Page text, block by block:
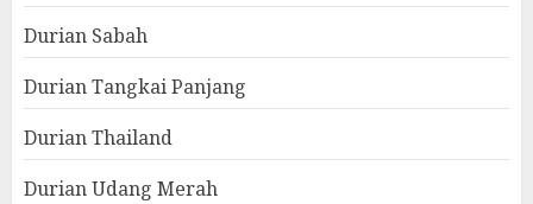
Durian Sabah
Durian Tangkai Panjang
Durian Thailand
Durian Udang Merah